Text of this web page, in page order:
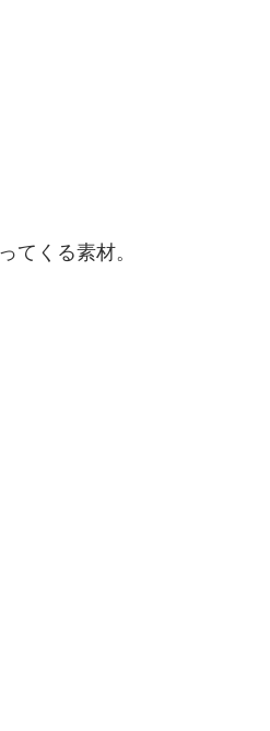
てくる素材。